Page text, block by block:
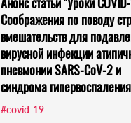
Соображения по поводу
вмешательств для
вирусной инфекции
пневмонии SARS-CoV-2 и
синдрома
#covid-19